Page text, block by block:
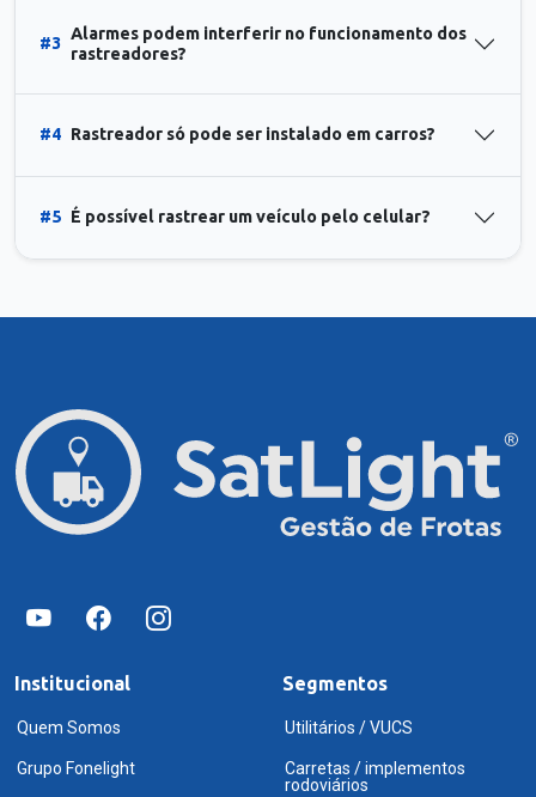
#3
Alarmes podem interferir no funcionamento dos
rastreadores?
#4 Rastreador só pode ser instalado em carros?
#5 É possível rastrear um veículo pelo celular?
Institucional
Quem Somos
Grupo Fonelight
Segmentos
Utilitários / VUCS
Carretas / implementos
rodoviários